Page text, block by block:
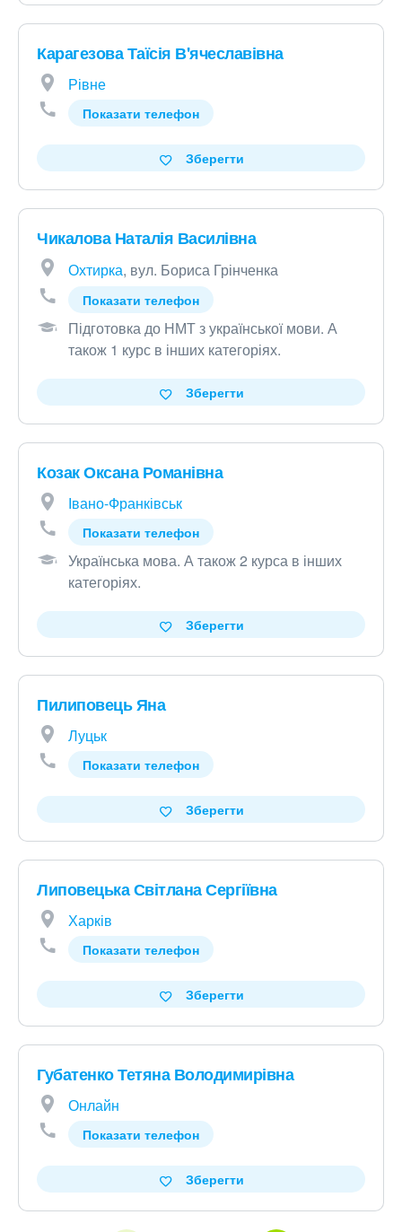
Карагезова Таїсія В'ячеславівна
Рівне
Показати телефон
Зберегти
Чикалова Наталія Василівна
Охтирка, вул. Бориса Грінченка
Показати телефон
Підготовка до НМТ з української мови. А
також 1 курс в інших категоріях.
Зберегти
Козак Оксана Романівна
Івано-Франківськ
Показати телефон
Українська мова. А також 2 курса в інших
категоріях.
Зберегти
Пилиповець Яна
Луцьк
Показати телефон
Зберегти
Липовецька Світлана Сергіївна
Харків
Показати телефон
Зберегти
Губатенко Тетяна Володимирівна
Онлайн
Показати телефон
Зберегти